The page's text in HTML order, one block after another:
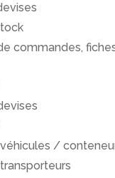
commandes,
/